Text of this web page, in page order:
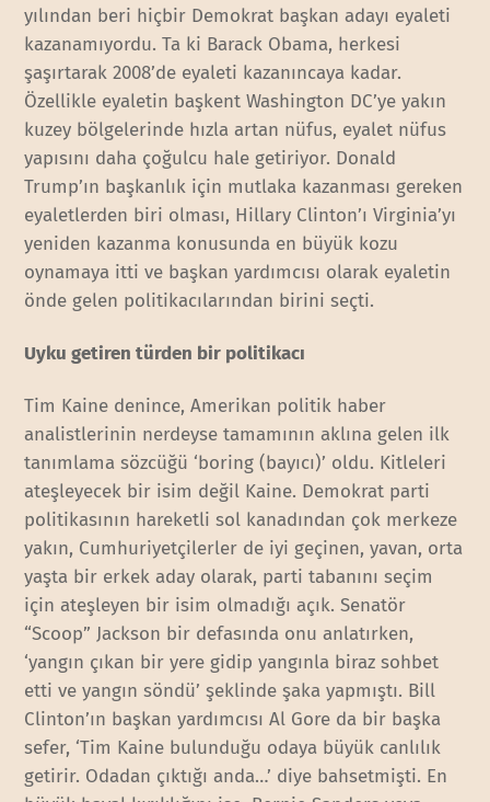
yılından beri hiçbir Demokrat başkan adayı eyaleti
kazanamıyordu. Ta ki Barack Obama, herkesi
şaşırtarak 2008’de eyaleti kazanıncaya kadar.
Özellikle eyaletin başkent Washington DC’ye yakın
kuzey bölgelerinde hızla artan nüfus, eyalet nüfus
yapısını daha çoğulcu hale getiriyor. Donald
Trump’ın başkanlık için mutlaka kazanması gereken
eyaletlerden biri olması, Hillary Clinton’ı Virginia’yı
yeniden kazanma konusunda en büyük kozu
oynamaya itti ve başkan yardımcısı olarak eyaletin
önde gelen politikacılarından birini seçti.
Uyku getiren türden bir politikacı
Tim Kaine denince, Amerikan politik haber
analistlerinin nerdeyse tamamının aklına gelen ilk
tanımlama sözcüğü ‘boring (bayıcı)’ oldu. Kitleleri
ateşleyecek bir isim değil Kaine. Demokrat parti
politikasının hareketli sol kanadından çok merkeze
yakın, Cumhuriyetçilerler de iyi geçinen, yavan, orta
yaşta bir erkek aday olarak, parti tabanını seçim
için ateşleyen bir isim olmadığı açık. Senatör
“Scoop” Jackson bir defasında onu anlatırken,
‘yangın çıkan bir yere gidip yangınla biraz sohbet
etti ve yangın söndü’ şeklinde şaka yapmıştı. Bill
Clinton’ın başkan yardımcısı Al Gore da bir başka
sefer, ‘Tim Kaine bulunduğu odaya büyük canlılık
getirir. Odadan çıktığı anda…’ diye bahsetmişti. En